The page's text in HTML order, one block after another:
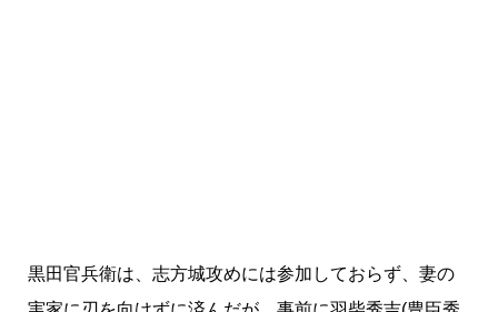
黒田官兵衛は、志方城攻めには参加しておらず、妻の